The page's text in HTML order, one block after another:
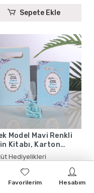
Sepete Ekle
Model Mavi Renkli
Kitabı, Karton
ve Tesbih - Mevlüt
Hediyelikleri
40,00 TL
32,00 TL
Favorilerim Hesabım